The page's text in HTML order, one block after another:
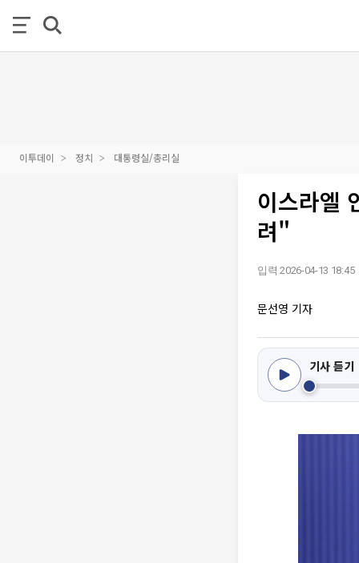
이투데이 정치 대통령실/총리실
이스라엘
려"
입력 2026-04-13 18:45
문선영 기자
기사 듣기